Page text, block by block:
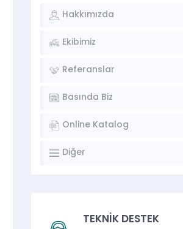
Hakkımızda
Ekibimiz
Referanslar
Basında Biz
Online Katalog
Diğer
TEKNİK DESTEK